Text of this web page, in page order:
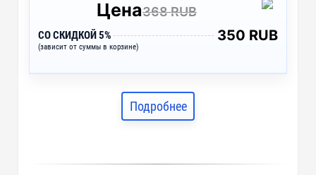
Цена368 RUB
СО СКИДКОЙ 5%
(зависит от суммы в корзине)
350 RUB
Подробнее